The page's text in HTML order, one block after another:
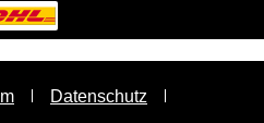
Datenschutz